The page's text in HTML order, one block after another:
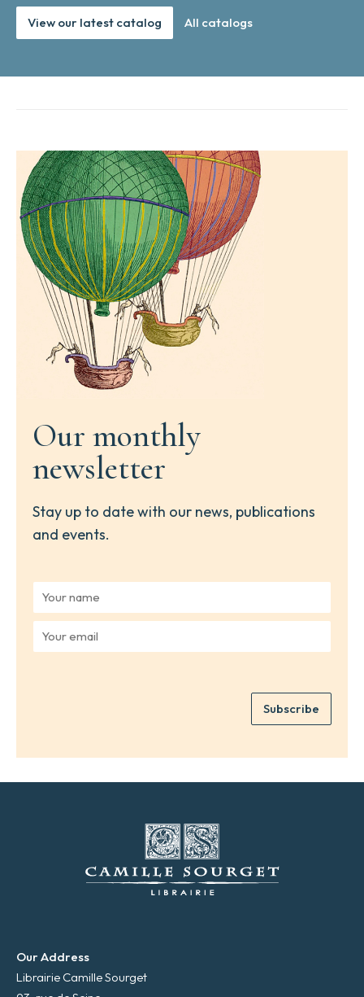
View our latest catalog All catalogs
Our monthly
newsletter
Stay up to date with our news, publications
and events.
u
n
l
Subscribe
Our Address
Librairie Camille Sourget